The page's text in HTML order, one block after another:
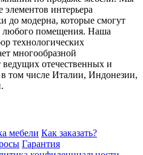
интерьера
до модерна, которые смогут
любого помещения. Наша
технологических
многообразной
отечественных и
том числе Италии, Индонезии,
мебели Как заказать?
Гарантия